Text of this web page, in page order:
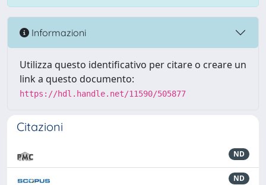
Informazioni
Utilizza questo identificativo per citare o creare un
link a questo documento:
https://hdl.handle.net/11590/505877
Citazioni
ND
ND